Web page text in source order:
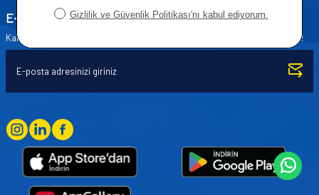
E-Bülten Aboneliği
Kampanya ve yeniliklerden haberdar olmak için e-bültenimize abone olun!